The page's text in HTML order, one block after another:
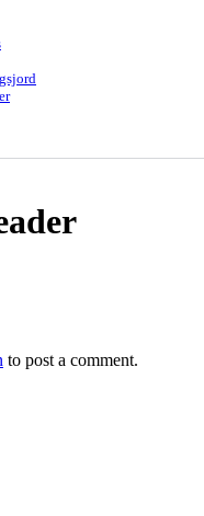
to post a comment.